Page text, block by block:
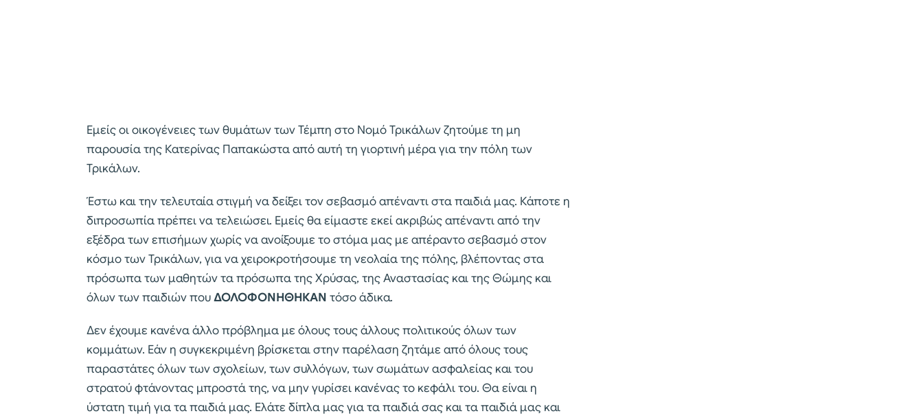
Εμείς οι οικογένειες των θυμάτων των Τέμπη στο Νομό Τρικάλων ζητούμε τη μη
παρουσία της Κατερίνας Παπακώστα από αυτή τη γιορτινή μέρα για την πόλη των
Τρικάλων.
Έστω και την τελευταία στιγμή να δείξει τον σεβασμό απέναντι στα παιδιά μας. Κάποτε η
διπροσωπία πρέπει να τελειώσει. Εμείς θα είμαστε εκεί ακριβώς απέναντι από την
εξέδρα των επισήμων χωρίς να ανοίξουμε το στόμα μας με απέραντο σεβασμό στον
κόσμο των Τρικάλων, για να χειροκροτήσουμε τη νεολαία της πόλης, βλέποντας στα
πρόσωπα των μαθητών τα πρόσωπα της Χρύσας, της Αναστασίας και της Θώμης και
όλων των παιδιών πουΔΟΛΟΦΟΝΗΘΗΚΑΝ τόσο άδικα.
Δεν έχουμε κανένα άλλο πρόβλημα με όλους τους άλλους πολιτικούς όλων των
κομμάτων. Εάν η συγκεκριμένη βρίσκεται στην παρέλαση ζητάμε από όλους τους
παραστάτες όλων των σχολείων, των συλλόγων, των σωμάτων ασφαλείας και του
στρατού φτάνοντας μπροστά της, να μην γυρίσει κανένας το κεφάλι του. Θα είναι η
ύστατη τιμή για τα παιδιά μας. Ελάτε δίπλα μας για τα παιδιά σας και τα παιδιά μας και